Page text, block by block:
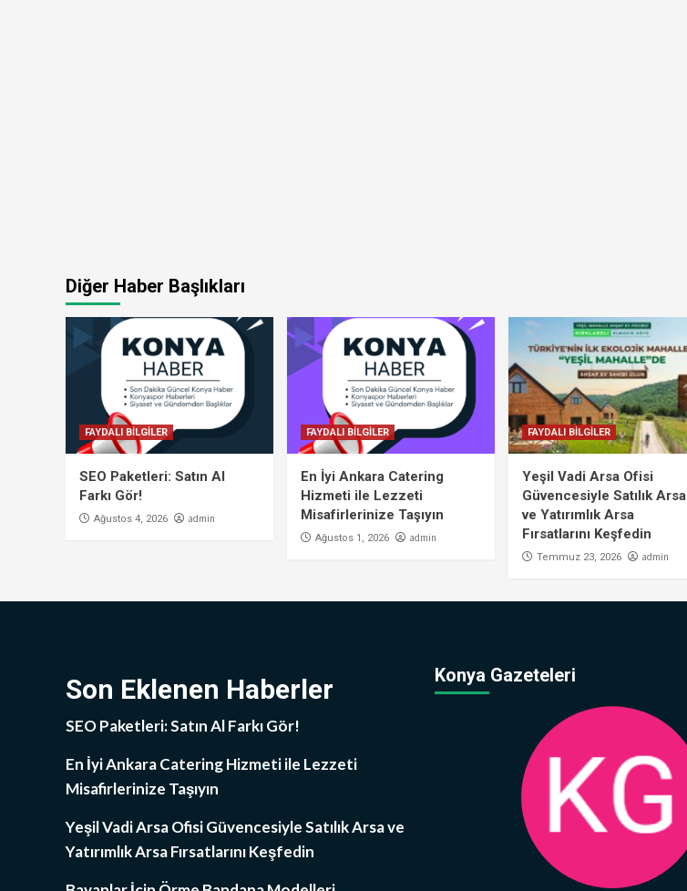
Diğer Haber Başlıkları
FAYDALI BİLGİLER
SEO Paketleri: Satın Al
Farkı Gör!
Ağustos 4, 2026 admin
FAYDALI BİLGİLER
En İyi Ankara Catering
Hizmeti ile Lezzeti
Misafirlerinize Taşıyın
Ağustos 1, 2026 admin
FAYDALI BİLGİLER
Yeşil Vadi Arsa Ofisi
Güvencesiyle Satılık Arsa
ve Yatırımlık Arsa
Fırsatlarını Keşfedin
Temmuz 23, 2026 admin
Son Eklenen Haberler
SEO Paketleri: Satın Al Farkı Gör!
En İyi Ankara Catering Hizmeti ile Lezzeti
Misafirlerinize Taşıyın
Yeşil Vadi Arsa Ofisi Güvencesiyle Satılık Arsa ve
Yatırımlık Arsa Fırsatlarını Keşfedin
Konya Gazeteleri